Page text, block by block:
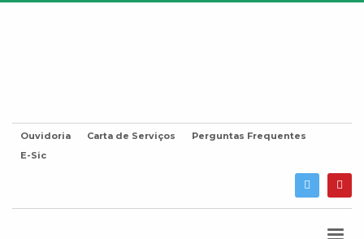
Ouvidoria Carta de Serviços
Perguntas Frequentes
E-Sic